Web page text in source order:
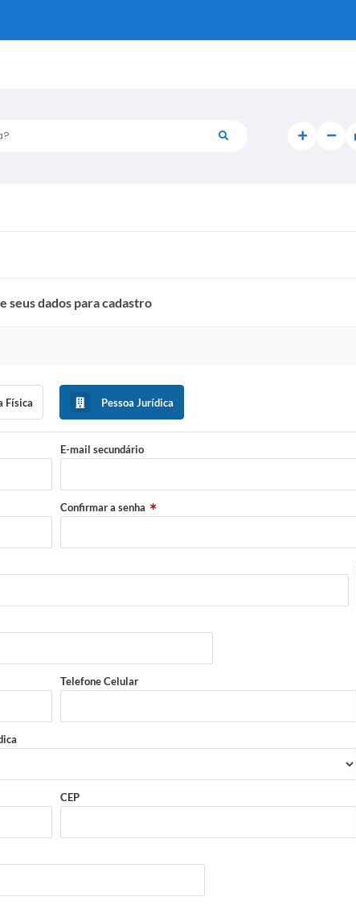
seus dados para cadastro
Física Pessoa Jurídica
E-mail secundário
Confirmar a senha
Telefone Celular
CEP